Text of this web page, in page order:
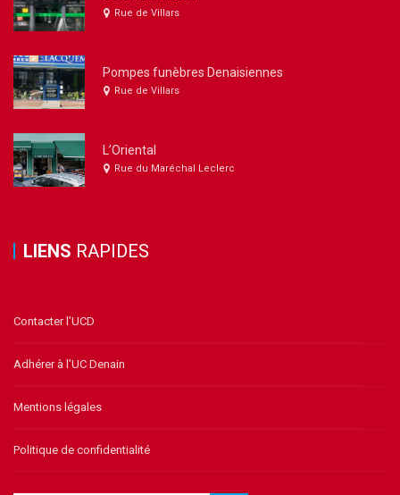
Rue de Villars
Pompes funèbres Denaisiennes
Rue de Villars
L’Oriental
Rue du Maréchal Leclerc
LIENS RAPIDES
Contacter l’UCD
Adhérer à l’UC Denain
Mentions légales
Politique de confidentialité